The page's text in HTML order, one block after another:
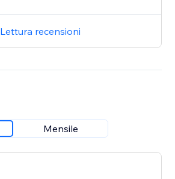
Lettura recensioni
Mensile